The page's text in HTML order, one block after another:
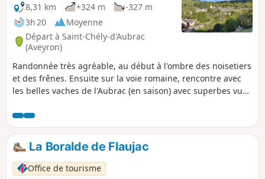
8,31 km
+324 m
-327 m
3h 20
Moyenne
Départ à Saint-Chély-d'Aubrac
(Aveyron)
Randonnée très agréable, au début à l'ombre des noisetiers
et des frênes. Ensuite sur la voie romaine, rencontre avec
les belles vaches de l'Aubrac (en saison) avec superbes vues
chemin de Compostelle et son pont est inscrit au
patrimoine de l'Humanité par l'UNESCO au titre des
"Chemins de Saint Jacques de Compostelle en France".
La Boralde de Flaujac
Office de tourisme